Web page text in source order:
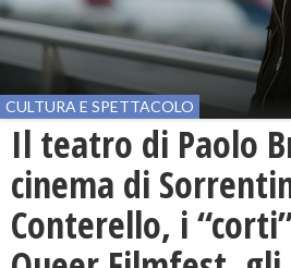
CULTURA E SPETTACOLO
Il teatro di Paolo
cinema di
Conterello, i